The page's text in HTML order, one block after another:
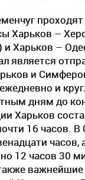
Харьков –
и Харьков –
является
и
и
дням до
Харьков
16 часов. В
часов,
12 часов 30